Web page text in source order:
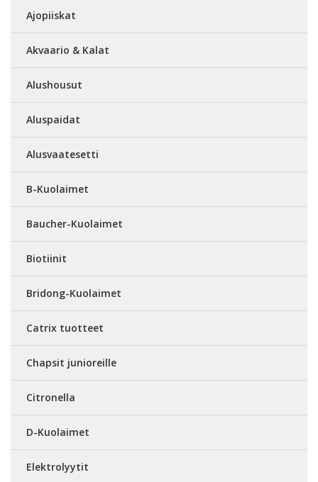
Ajopiiskat
Akvaario & Kalat
Alushousut
Aluspaidat
Alusvaatesetti
B-Kuolaimet
Baucher-Kuolaimet
Biotiinit
Bridong-Kuolaimet
Catrix tuotteet
Chapsit junioreille
Citronella
D-Kuolaimet
Elektrolyytit